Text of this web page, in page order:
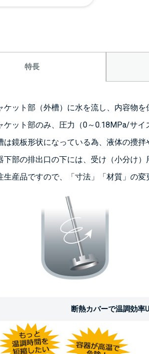
特長
ケット部（外槽）に水を流し、内容物を
ケット部のみ、圧力（0～0.18MPa/サイ
は鏡板形状になっている為、液体の攪拌
下部の排出口の下には、受け（小分け）
生産品ですので、「寸法」「材質」の変
断熱カバーで温調効率